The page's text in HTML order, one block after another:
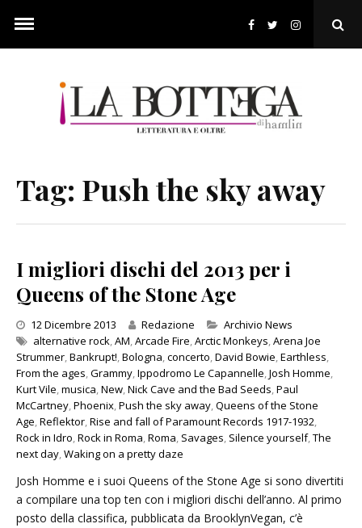
content
Tag: Push the sky away
I migliori dischi del 2013 per i
Queens of the Stone Age
12 Dicembre 2013 Redazione Categories
Archivio News
alternative rock,AM,Arcade Fire,Arctic Monkeys,Arena Joe
Strummer,Bankrupt!,Bologna,concerto,David Bowie,Earthless,
From the ages,Grammy,Ippodromo Le Capannelle,Josh Homme,
Kurt Vile,musica,New,Nick Cave and the Bad Seeds,Paul
McCartney,Phoenix,Push the sky away,Queens of the Stone
Age,Reflektor,Rise and fall of Paramount Records 1917-1932,
Rock in Idro,Rock in Roma,Roma, Savages, Silence yourself,The
next day,Waking on a pretty daze
Josh Homme e i suoi Queens of the Stone Age si sono divertiti
a compilare una top ten con i migliori dischi dell’anno. Al primo
posto della classifica, pubblicata da BrooklynVegan, c’è